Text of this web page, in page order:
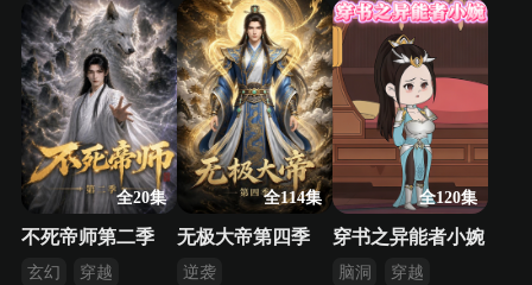
乡村
系统
战斗
全20集
不死帝师第二季
玄幻
穿越
全114集
无极大帝第四季
逆袭
全120集
穿书之异能者小婉
脑洞
穿越